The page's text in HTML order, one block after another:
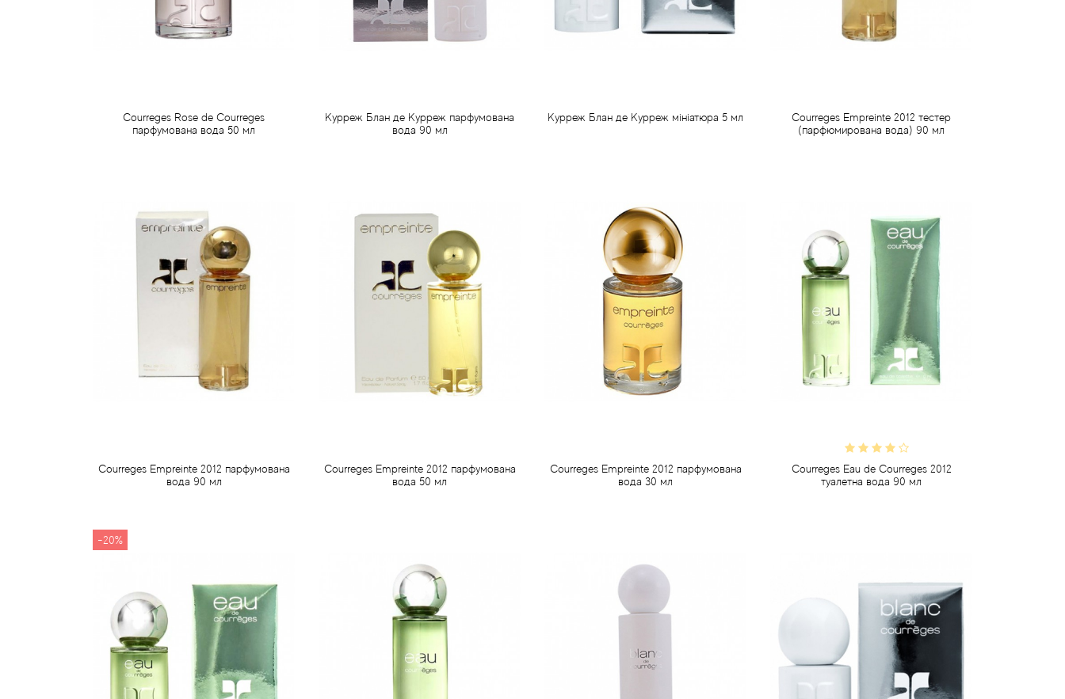
Courreges Rose de Courreges
парфумована вода 50 мл
Курреж Блан де Курреж парфумована
вода 90 мл
Курреж Блан де Курреж мініатюра 5 мл
Courreges Empreinte 2012 тестер
(парфюмирована вода) 90 мл
Courreges Empreinte 2012 парфумована
вода 90 мл
Courreges Empreinte 2012 парфумована
вода 50 мл
Courreges Empreinte 2012 парфумована
вода 30 мл
Courreges Eau de Courreges 2012
туалетна вода 90 мл
-20%